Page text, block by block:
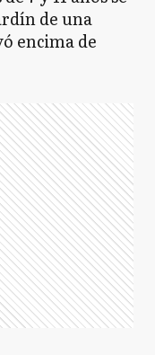
de una
encima de